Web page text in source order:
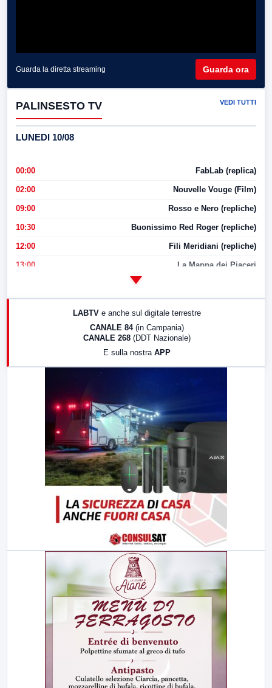
Guarda la diretta streaming Guarda ora
PALINSESTO TV VEDI TUTTI
LUNEDI 10/08
00:00 FabLab (replica)
02:00 Nouvelle Vouge (Film)
09:00 Rosso e Nero (repliche)
10:30 Buonissimo Red Roger (repliche)
12:00 Fili Meridiani (repliche)
13:00 La Mappa dei Piaceri
17:00 LabNews (replica)
LABTV e anche sul digitale terrestre
CANALE 84 (in Campania)
CANALE 268 (DDT Nazionale)
E sulla nostra APP